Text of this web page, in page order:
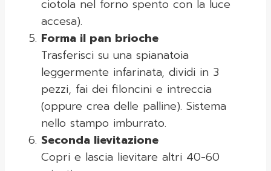
ciotola nel forno spento con la luce
accesa).
Forma il pan brioche
Trasferisci su una spianatoia
leggermente infarinata, dividi in 3
pezzi, fai dei filoncini e intreccia
(oppure crea delle palline). Sistema
nello stampo imburrato.
Seconda lievitazione
Copri e lascia lievitare altri 40-60